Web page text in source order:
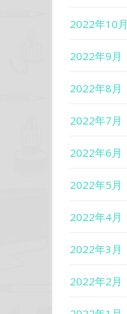
2022年10月
2022年9月
2022年8月
2022年7月
2022年6月
2022年5月
2022年4月
2022年3月
2022年2月